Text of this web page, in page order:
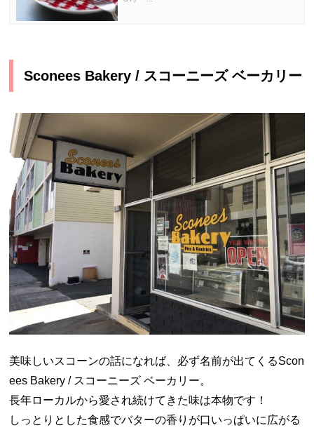
Sconees Bakery / スコーニーズ ベーカリー
美味しいスコーンの話になれば、必ず名前が出てくるScon
ees Bakery / スコーニーズ ベーカリー。
長年ローカルから愛され続けてきた味は本物です！
しっとりとした食感でバターの香りが口いっぱいに広がる